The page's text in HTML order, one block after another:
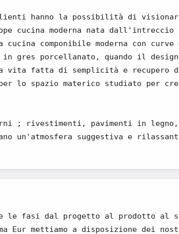
hanno la possibilità di
cucina moderna nata
componibile moderna con
gres porcellanato, quando il
vita fatta di semplicità e
spazio materico studiato per
; rivestimenti, pavimenti in legno,
suggestiva e
le fasi dal progetto al prodotto al
Eur mettiamo a disposizione